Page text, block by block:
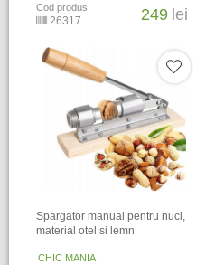
Cod produs
26317 249 lei
Spargator manual pentru nuci,
material otel si lemn
CHIC MANIA